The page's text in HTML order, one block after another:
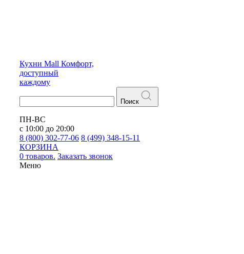
Кухни Mall Комфорт,
доступный
каждому
Поиск
ПН-ВС
с 10:00 до 20:00
8 (800) 302-77-06 8 (499) 348-15-11
КОРЗИНА
0 товаров. Заказать звонок
Меню